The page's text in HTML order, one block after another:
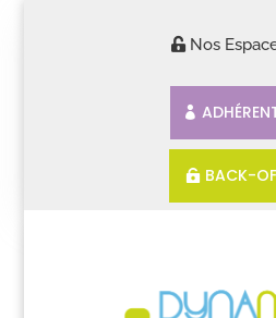
Nos
BACK-